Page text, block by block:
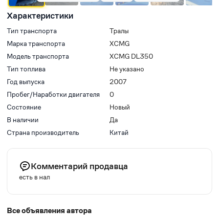
Характеристики
Тип транспорта
Тралы
Марка транспорта
XCMG
Модель транспорта
XCMG DL350
Тип топлива
Не указано
Год выпуска
2007
Пробег/Наработки двигателя
0
Состояние
Новый
В наличии
Да
Страна производитель
Китай
Комментарий продавца
есть в нал
Все объявления автора